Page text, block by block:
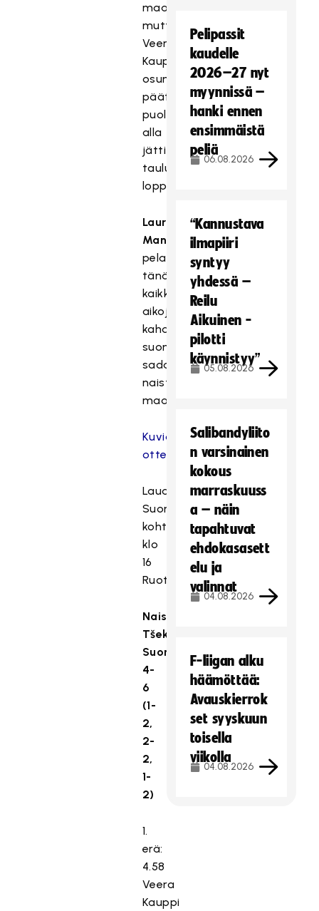
maaliin,
mutta
Veera
Kaupin
osuma
päätöserän
puolivälin
alla
jätti
taululle
loppunumerot.
Laura
Manninen
pelasi
tänään
kaikkien
aikojen
kahdeksantena
suomalaispelaajana
sadannen
naisten
maaottelunsa.
Kuvia
ottelusta
Lauantaina
Suomi
kohtaa
klo
16
Ruotsin.
Naiset:
Tšekki-
Suomi
4-
6
(1-
2,
2-
2,
1-
2)
1.
erä:
4.58
Veera
Kauppi
Pelipassit
kaudelle
2026–27 nyt
myynnissä –
hanki ennen
ensimmäistä
peliä
06.08.2026
“Kannustava
ilmapiiri
syntyy
yhdessä –
Reilu
Aikuinen -
pilotti
käynnistyy”
05.08.2026
Salibandyliito
n varsinainen
kokous
marraskuuss
a – näin
tapahtuvat
ehdokasasett
elu ja
valinnat
04.08.2026
F-liigan alku
häämöttää:
Avauskierrok
set syyskuun
toisella
viikolla
04.08.2026